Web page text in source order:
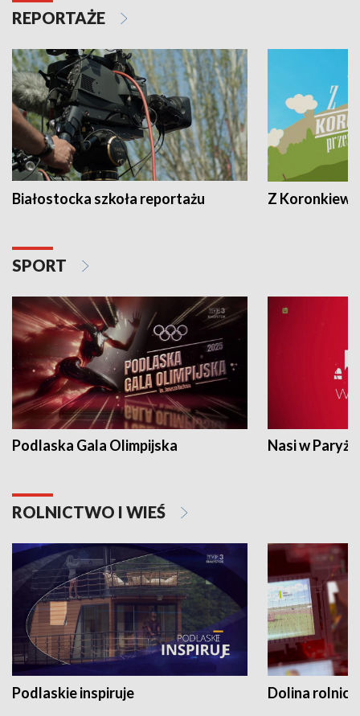
REPORTAŻE
Białostocka szkoła reportażu Z
SPORT
Podlaska Gala Olimpijska Nasi w Paryżu
ROLNICTWO I WIEŚ
Podlaskie inspiruje Dolina